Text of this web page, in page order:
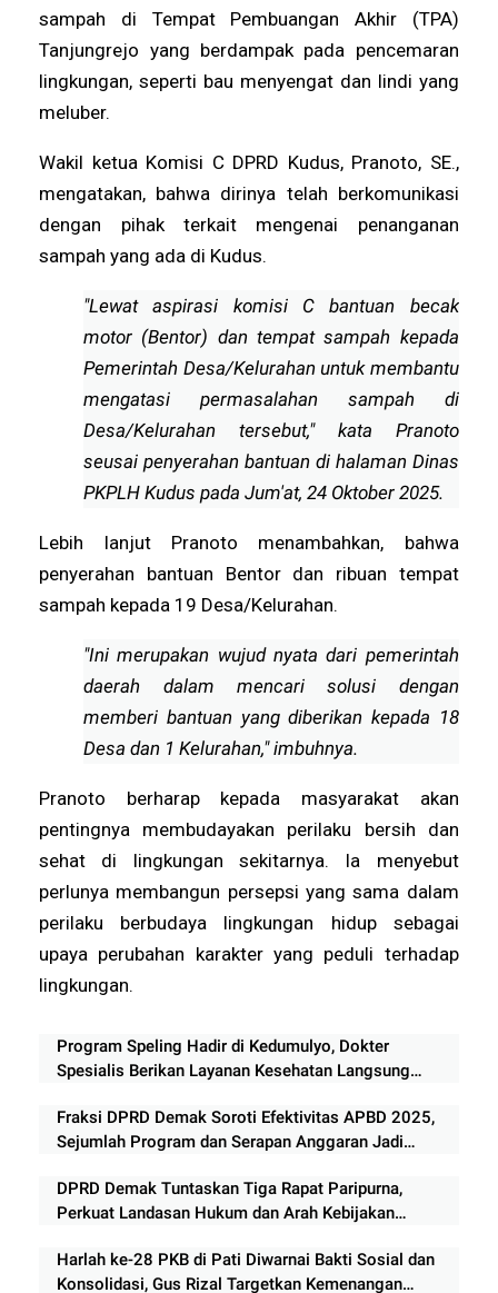
sampah di Tempat Pembuangan Akhir (TPA)
Tanjungrejo yang berdampak pada pencemaran
lingkungan, seperti bau menyengat dan lindi yang
meluber.
Wakil ketua Komisi C DPRD Kudus, Pranoto, SE.,
mengatakan, bahwa dirinya telah berkomunikasi
dengan pihak terkait mengenai penanganan
sampah yang ada di Kudus.
"Lewat aspirasi komisi C bantuan becak
motor (Bentor) dan tempat sampah kepada
Pemerintah Desa/Kelurahan untuk membantu
mengatasi permasalahan sampah di
Desa/Kelurahan tersebut," kata Pranoto
seusai penyerahan bantuan di halaman Dinas
PKPLH Kudus pada Jum'at, 24 Oktober 2025.
Lebih lanjut Pranoto menambahkan, bahwa
penyerahan bantuan Bentor dan ribuan tempat
sampah kepada 19 Desa/Kelurahan.
"Ini merupakan wujud nyata dari pemerintah
daerah dalam mencari solusi dengan
memberi bantuan yang diberikan kepada 18
Desa dan 1 Kelurahan," imbuhnya.
Pranoto berharap kepada masyarakat akan
pentingnya membudayakan perilaku bersih dan
sehat di lingkungan sekitarnya. Ia menyebut
perlunya membangun persepsi yang sama dalam
perilaku berbudaya lingkungan hidup sebagai
upaya perubahan karakter yang peduli terhadap
lingkungan.
Program Speling Hadir di Kedumulyo, Dokter
Spesialis Berikan Layanan Kesehatan Langsung
Fraksi DPRD Demak Soroti Efektivitas APBD 2025,
Sejumlah Program dan Serapan Anggaran Jadi
DPRD Demak Tuntaskan Tiga Rapat Paripurna,
Perkuat Landasan Hukum dan Arah Kebijakan
Harlah ke-28 PKB di Pati Diwarnai Bakti Sosial dan
Konsolidasi, Gus Rizal Targetkan Kemenangan